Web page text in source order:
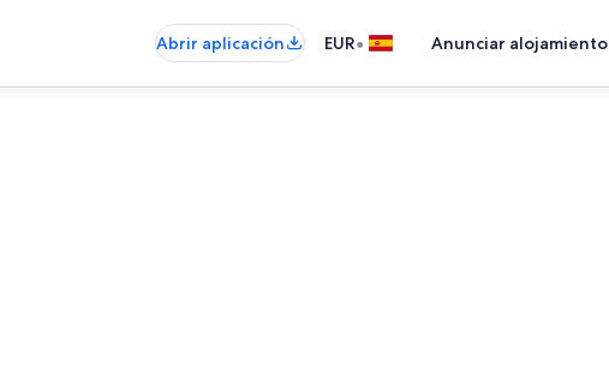
Abrir aplicación EUR• Anunciar alojamiento